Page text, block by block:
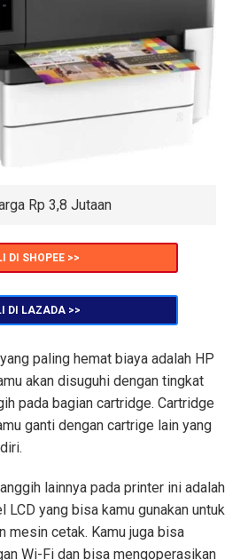
Rp 3,8 Jutaan
DI SHOPEE >>
DI LAZADA >>
paling hemat biaya adalah HP
akan disuguhi dengan tingkat
pada bagian cartridge. Cartridge
ganti dengan cartrige lain yang
lainnya pada printer ini adalah
LCD yang bisa kamu gunakan untuk
mesin cetak. Kamu juga bisa
Wi-Fi dan bisa mengoperasikan